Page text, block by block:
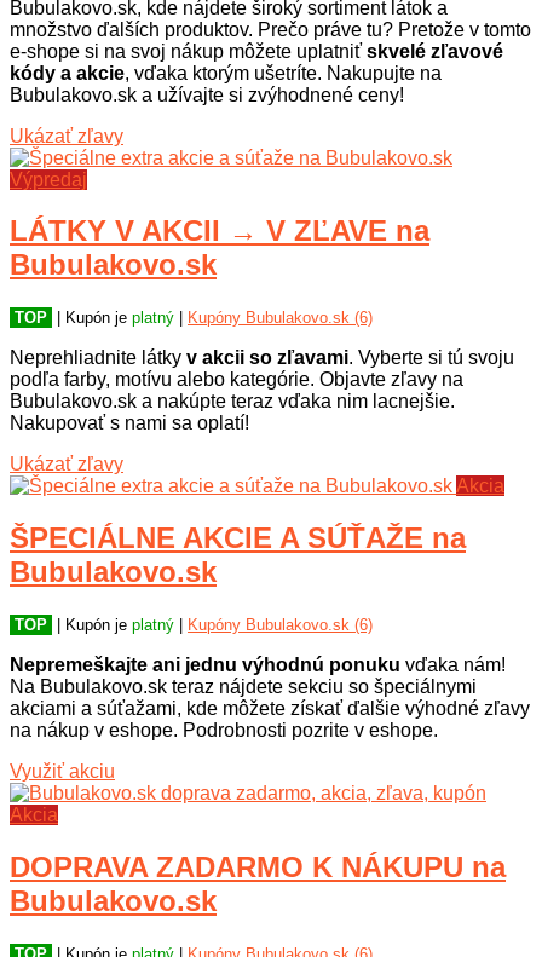
Bubulakovo.sk, kde nájdete široký sortiment látok a
množstvo ďalších produktov. Prečo práve tu? Pretože v tomto
e-shope si na svoj nákup môžete uplatniť skvelé zľavové
kódy a akcie, vďaka ktorým ušetríte. Nakupujte na
Bubulakovo.sk a užívajte si zvýhodnené ceny!
Ukázať zľavy
Výpredaj
LÁTKY V AKCII → V ZĽAVE na
Bubulakovo.sk
TOP | Kupón je platný Kupóny Bubulakovo.sk (6)
Neprehliadnite látky v akcii so zľavami. Vyberte si tú svoju
podľa farby, motívu alebo kategórie. Objavte zľavy na
Bubulakovo.sk a nakúpte teraz vďaka nim lacnejšie.
Nakupovať s nami sa oplatí!
Ukázať zľavy
Akcia
ŠPECIÁLNE AKCIE A SÚŤAŽE na
Bubulakovo.sk
TOP | Kupón je platný Kupóny Bubulakovo.sk (6)
Nepremeškajte ani jednu výhodnú ponuku vďaka nám!
Na Bubulakovo.sk teraz nájdete sekciu so špeciálnymi
akciami a súťažami, kde môžete získať ďalšie výhodné zľavy
na nákup v eshope. Podrobnosti pozrite v eshope.
Využiť akciu
Akcia
DOPRAVA ZADARMO K NÁKUPU na
Bubulakovo.sk